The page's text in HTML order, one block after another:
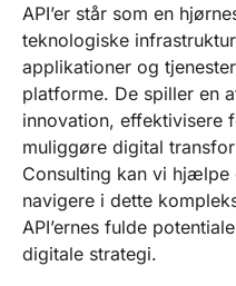
API’er står som en
teknologiske
applikationer og
platforme. De spiller en
innovation, effektivisere
muliggøre digital
Consulting kan vi hjælpe
navigere i dette
API’ernes fulde
digitale strategi.